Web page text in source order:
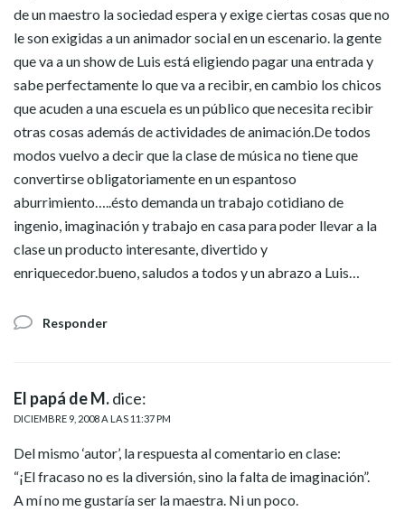
de un maestro la sociedad espera y exige ciertas cosas que no
le son exigidas a un animador social en un escenario. la gente
que va a un show de Luis está eligiendo pagar una entrada y
sabe perfectamente lo que va a recibir, en cambio los chicos
que acuden a una escuela es un público que necesita recibir
otras cosas además de actividades de animación.De todos
modos vuelvo a decir que la clase de música no tiene que
convertirse obligatoriamente en un espantoso
aburrimiento…..ésto demanda un trabajo cotidiano de
ingenio, imaginación y trabajo en casa para poder llevar a la
clase un producto interesante, divertido y
enriquecedor.bueno, saludos a todos y un abrazo a Luis…
Responder
El papá de M.dice:
DICIEMBRE 9, 2008 A LAS 11:37 PM
Del mismo ‘autor’, la respuesta al comentario en clase:
“¡El fracaso no es la diversión, sino la falta de imaginación”.
A mí no me gustaría ser la maestra. Ni un poco.